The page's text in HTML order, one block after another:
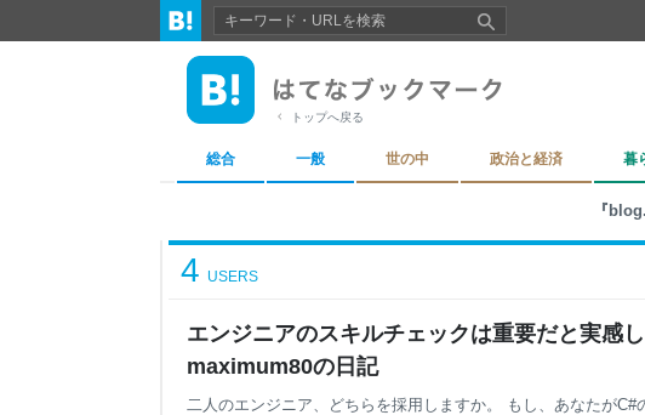
トップへ戻る
総合 一般 世の中 政治と経済 暮
『
エンジニアのスキルチェックは重要だと実感
maximum80の日記
4 USERS
二人のエンジニア、どちらを採用しますか。 もし、あなたがC#